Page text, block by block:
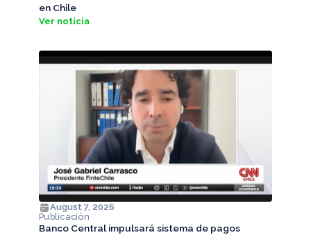
en Chile
Ver noticia
August 7, 2026
Publicación
Banco Central impulsará sistema de pagos